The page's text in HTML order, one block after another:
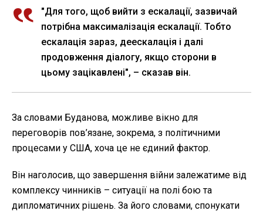
"Для того, щоб вийти з ескалації, зазвичай
потрібна максималізація ескалації. Тобто
ескалація зараз, деескалація і далі
продовження діалогу, якщо сторони в
цьому зацікавлені", – сказав він.
За словами Буданова, можливе вікно для
переговорів пов’язане, зокрема, з політичними
процесами у США, хоча це не єдиний фактор.
Він наголосив, що завершення війни залежатиме від
комплексу чинників – ситуації на полі бою та
дипломатичних рішень. За його словами, спонукати